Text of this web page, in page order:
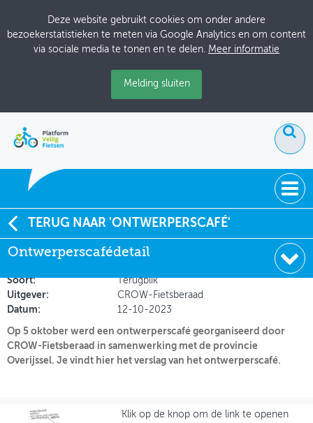
Deze website gebruikt cookies om onder andere
bezoekerstatistieken te meten via Google Analytics en om content
via sociale media te tonen en te delen. Meer informatie
Melding sluiten
ACTUEEL
DOSSIERS
BIJEENKOMSTEN
ONTWERPERSCAFÉ
INLOGGEN
TERUG NAAR 'ONTWERPERSCAFÉ'
Ontwerperscafédetail
Verslag Ontwerperscafé GOW30 - Overijssel 05-10-
Soort:
Terugblik
Uitgever:
CROW-Fietsberaad
Datum:
12-10-2023
Op 5 oktober werd een ontwerperscafé georganiseerd door
CROW-Fietsberaad in samenwerking met de provincie
Overijssel. Je vindt hier het verslag van het ontwerperscafé.
Klik op de knop om de link te openen